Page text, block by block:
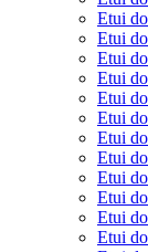
Etui
Etui
Etui
Etui
Etui
Etui
Etui
Etui
Etui
Etui
Etui
Etui